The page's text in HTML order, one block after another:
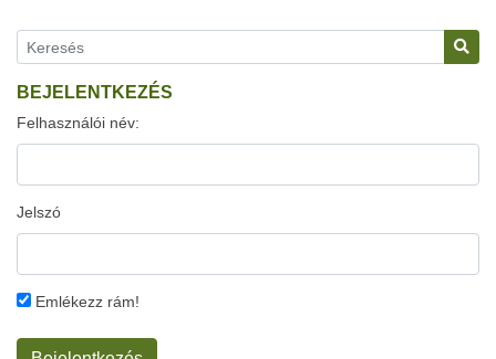
BEJELENTKEZÉS
Felhasználói név:
Jelszó
Emlékezz rám!